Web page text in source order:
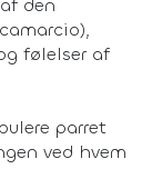
den
følelser af
parret
ved hvem